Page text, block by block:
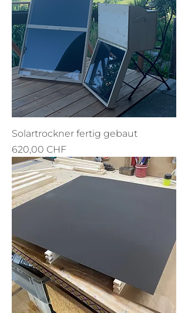
Solartrockner fertig gebaut
Preis
620,00 CHF